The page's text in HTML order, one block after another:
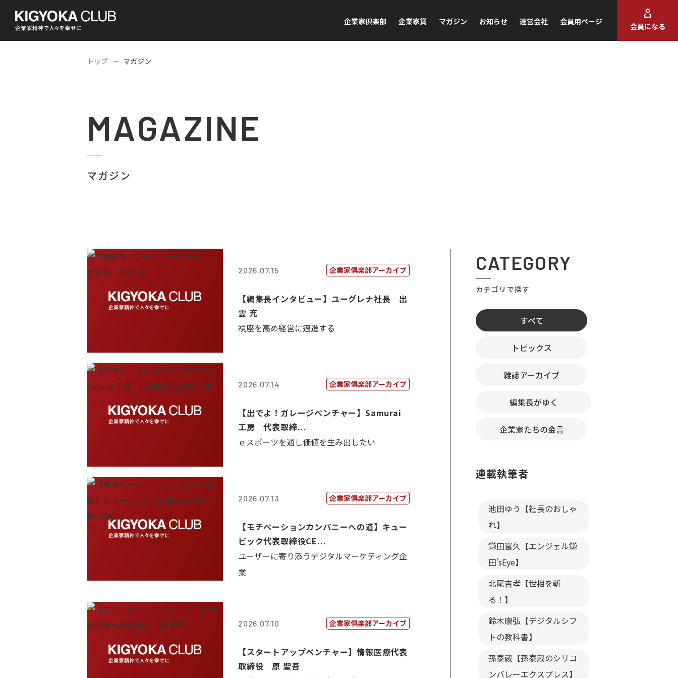
企業家倶楽部 企業家賞 マガジン お知らせ 運営会社 会員用ページ
会員になる
トップ マガジン
MAGAZINE
マガジン
2026.07.15 企業家倶楽部アーカイブ
【編集長インタビュー】ユーグレナ社長 出
雲 充
視座を高め経営に邁進する
2026.07.14 企業家倶楽部アーカイブ
【出でよ！ガレージベンチャー】Samurai
工房 代表取締...
ｅスポーツを通し価値を生み出したい
2026.07.13 企業家倶楽部アーカイブ
【モチベーションカンパニーへの道】キュー
ビック代表取締役CE...
ユーザーに寄り添うデジタルマーケティング企
業
2026.07.10 企業家倶楽部アーカイブ
【スタートアップベンチャー】情報医療代表
取締役 原 聖吾
CATEGORY
カテゴリで探す
すべて
トピックス
雑誌アーカイブ
編集長がゆく
企業家たちの金言
連載執筆者
池田ゆう【社長のおしゃ
れ】
鎌田富久【エンジェル鎌
田’sEye】
北尾吉孝【世相を斬
る！】
鈴木康弘【デジタルシフ
トの教科書】
孫泰蔵【孫泰蔵のシリコ
ンバレーエクスプレス】